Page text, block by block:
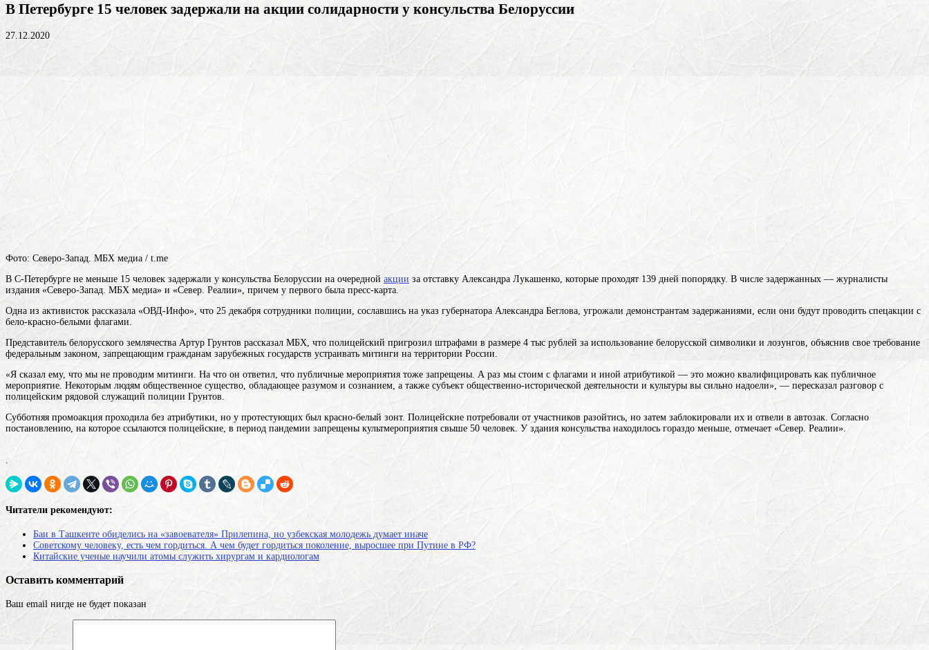
В Петербурге 15 человек задержали на акции солидарности у консульства Белоруссии
27.12.2020
Фото: Северо-Запад. МБХ медиа / t.me
В С-Петербурге не меньше 15 человек задержали у консульства Белоруссии на очередной акции за отставку Александра Лукашенко, которые проходят 139 дней попорядку. В числе задержанных — журналисты
издания «Северо-Запад. МБХ медиа» и «Север. Реалии», причем у первого была пресс-карта.
Одна из активисток рассказала «ОВД-Инфо», что 25 декабря сотрудники полиции, сославшись на указ губернатора Александра Беглова, угрожали демонстрантам задержаниями, если они будут проводить спецакции с
бело-красно-белыми флагами.
Представитель белорусского землячества Артур Грунтов рассказал МБХ, что полицейский пригрозил штрафами в размере 4 тыс рублей за использование белорусской символики и лозунгов, объяснив свое требование
федеральным законом, запрещающим гражданам зарубежных государств устраивать митинги на территории России.
«Я сказал ему, что мы не проводим митинги. На что он ответил, что публичные мероприятия тоже запрещены. А раз мы стоим с флагами и иной атрибутикой — это можно квалифицировать как публичное
мероприятие. Некоторым людям общественное существо, обладающее разумом и сознанием, а также субъект общественно-исторической деятельности и культуры вы сильно надоели», — пересказал разговор с
полицейским рядовой служащий полиции Грунтов.
Субботняя промоакция проходила без атрибутики, но у протестующих был красно-белый зонт. Полицейские потребовали от участников разойтись, но затем заблокировали их и отвели в автозак. Согласно
постановлению, на которое ссылаются полицейские, в период пандемии запрещены культмероприятия свыше 50 человек. У здания консульства находилось гораздо меньше, отмечает «Север. Реалии».
Читатели рекомендуют:
Баи в Ташкенте обиделись на «завоевателя» Прилепина, но узбекская молодежь думает иначе
Советскому человеку, есть чем гордиться. А чем будет гордиться поколение, выросшее при Путине в РФ?
Китайские ученые научили атомы служить хирургам и кардиологам
Оставить комментарий
Ваш email нигде не будет показан